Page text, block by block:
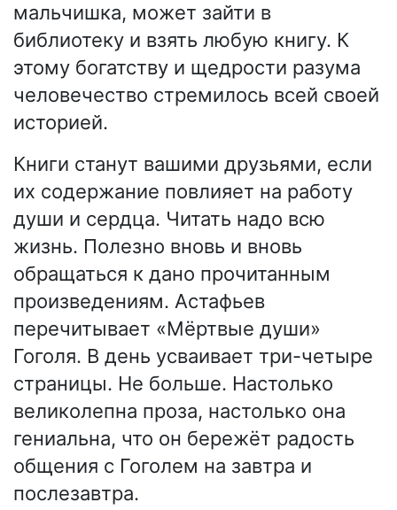
мальчишка, может зайти в
библиотеку и взять любую книгу. К
этому богатству и щедрости разума
человечество стремилось всей своей
историей.
Книги станут вашими друзьями, если
их содержание повлияет на работу
души и сердца. Читать надо всю
жизнь. Полезно вновь и вновь
обращаться к дано прочитанным
произведениям. Астафьев
перечитывает «Мёртвые души»
Гоголя. В день усваивает три-четыре
страницы. Не больше. Настолько
великолепна проза, настолько она
гениальна, что он бережёт радость
общения с Гоголем на завтра и
послезавтра.